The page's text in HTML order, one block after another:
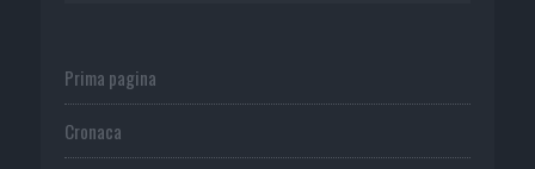
Prima pagina
Cronaca